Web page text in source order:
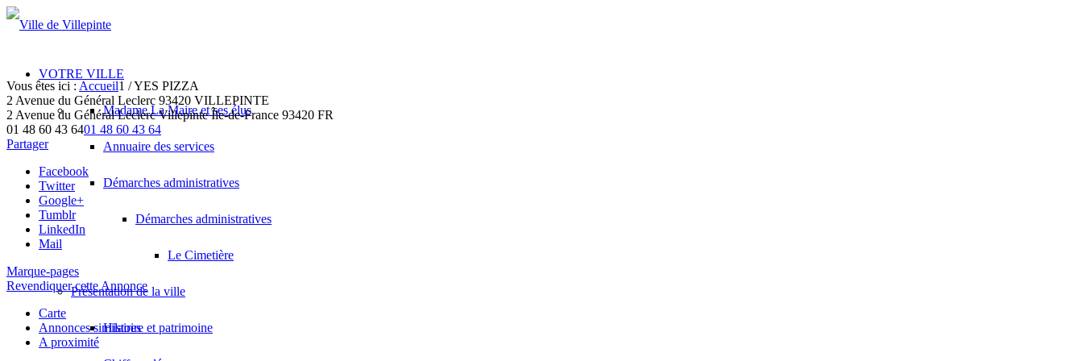
VOTRE VILLE
Madame La Maire et ses élus
Annuaire des services
Démarches administratives
Démarches administratives
Le Cimetière
Présentation de la ville
Histoire et patrimoine
Vous êtes ici : Accueil1 /YES PIZZA
2 Avenue du Général Leclerc 93420 VILLEPINTE
2 Avenue du Général Leclerc Villepinte Île-de-France 93420 FR
01 48 60 43 6401 48 60 43 64
Partager
Facebook
Twitter
Google+
Tumblr
LinkedIn
Mail
Marque-pages
Revendiquer cette Annonce
Carte
Annonces similaires
A proximité